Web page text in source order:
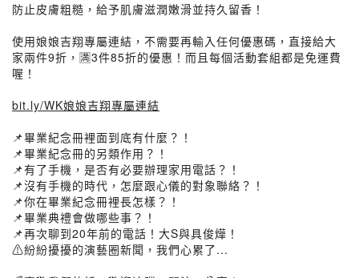
防止皮膚粗糙，給予肌膚滋潤嫩滑並持久留香！
使用娘娘吉翔專屬連結，不需要再輸入任何優惠碼，直接給大
家兩件9折，🈵️3件85折的優惠！而且每個活動套組都是免運費
喔！
bit.ly/WK娘娘吉翔專屬連結
📌畢業紀念冊裡面到底有什麼？！
📌畢業紀念冊的另類作用？！
📌有了手機，是否有必要辦理家用電話？！
📌沒有手機的時代，怎麼跟心儀的對象聯絡？！
📌你在畢業紀念冊裡長怎樣？！
📌畢業典禮會做哪些事？！
📌再次聊到20年前的電話！大S與具俊燁！
⚠️紛紛擾擾的演藝圈新聞，我們心累了...